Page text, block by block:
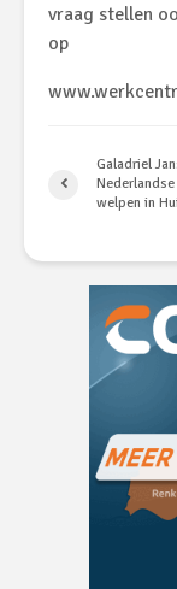
vraag stellen
op
Galadriel
welpen in